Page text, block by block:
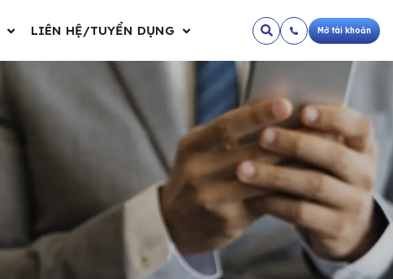
LIÊN HỆ/TUYỂN DỤNG Mở tài khoản